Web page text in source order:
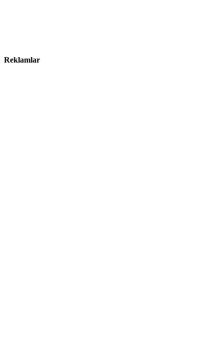
Reklamlar